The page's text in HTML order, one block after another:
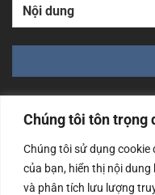
Chúng tôi tôn trọng
Chúng tôi sử dụng cookie
của bạn, hiển thị nội
và phân tích lưu lượng
Công ty TNHH Nam
cấp ngày 14/06/2019